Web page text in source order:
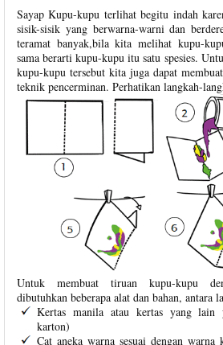
Sayap Kupu-kupu terlihat begitu indah
sisik-sisik yang berwarna-warni dan
teramat banyak,bila kita melihat kupu-
sama berarti kupu-kupu itu satu spesies.
kupu-kupu tersebut kita juga dapat
teknik pencerminan. Perhatikan langkah-
Untuk membuat tiruan kupu-kupu
dibutuhkan beberapa alat dan bahan, antara
Kertas manila atau kertas yang lain
karton)
Cat aneka warna sesuai dengan